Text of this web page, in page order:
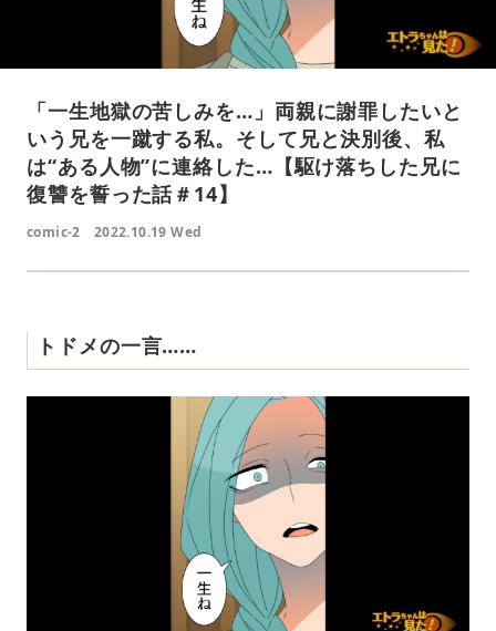
「一生地獄の苦しみを…」両親に謝罪したいと
いう兄を一蹴する私。そして兄と決別後、私
は“ある人物”に連絡した…【駆け落ちした兄に
復讐を誓った話＃14】
comic-2 2022.10.19 Wed
トドメの一言……